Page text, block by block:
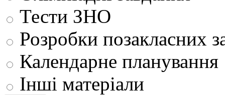
Тести ЗНО
Розробки позакласних
Календарне планування
Інші матеріали